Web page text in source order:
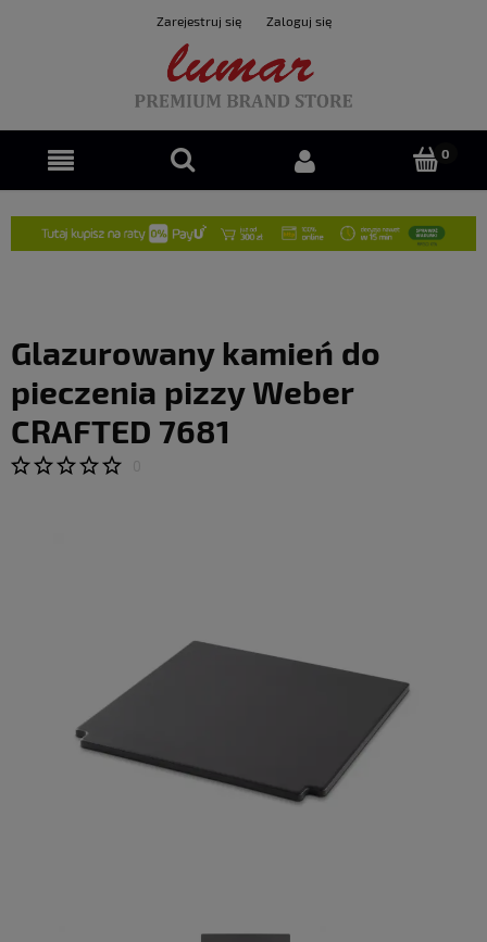
Zarejestruj się Zaloguj się
Glazurowany kamień do
pieczenia pizzy Weber
CRAFTED 7681